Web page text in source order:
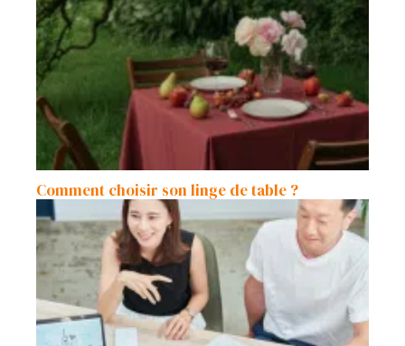
Comment choisir son linge de table ?